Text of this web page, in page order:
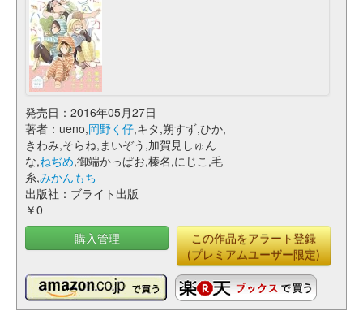
発売日：2016年05月27日
著者：ueno,岡野く仔,キタ,朔すず,ひか,
きわみ,そらね,まいぞう,加賀見しゅん
な,ねぢめ,御端かっぱお,榛名,にじこ,毛
糸,みかんもち
出版社：ブライト出版
￥0
購入管理
この作品をアラート登録
(プレミアムユーザー限定)